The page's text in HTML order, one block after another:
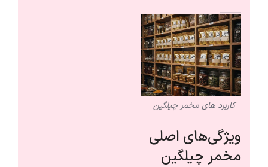
کاربرد های مخمر چیلگین
ویژگی‌های اصلی
مخمر چیلگین